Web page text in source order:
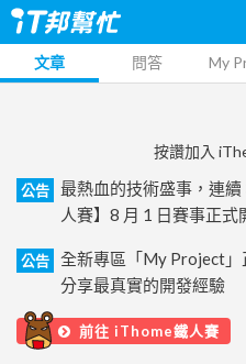
文章 問答 My
按讚加入
公告
最熱血的技術盛事，連
人賽】8 月 1 日賽事正式
公告
全新專區「My Project」
分享最真實的開發經驗
前往 iThome鐵人賽